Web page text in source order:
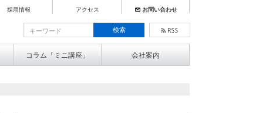
採用情報 アクセス お問い合わせ
コラム「ミニ講座」 会社案内